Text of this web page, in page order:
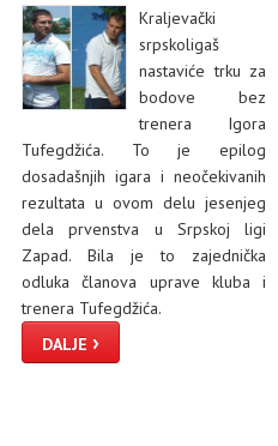
Kraljevački
srpskoligaš
nastaviće trku za
bodove bez
trenera Igora
Tufegdžića. To je epilog
dosadašnjih igara i neočekivanih
rezultata u ovom delu jesenjeg
dela prvenstva u Srpskoj ligi
Zapad. Bila je to zajednička
odluka članova uprave kluba i
trenera Tufegdžića.
DALJE ›